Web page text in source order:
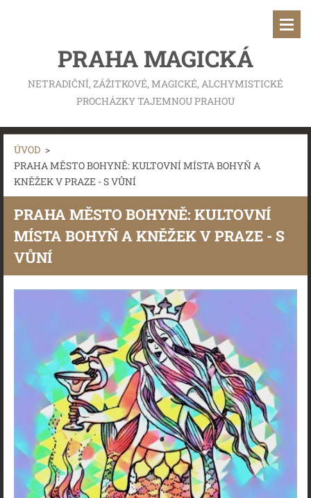
PRAHA MAGICKÁ
NETRADIČNÍ, ZÁŽITKOVÉ, MAGICKÉ, ALCHYMISTICKÉ
PROCHÁZKY TAJEMNOU PRAHOU
ÚVOD >
PRAHA MĚSTO BOHYNĚ: KULTOVNÍ MÍSTA BOHYŇ A
KNĚŽEK V PRAZE - S VŮNÍ
PRAHA MĚSTO BOHYNĚ: KULTOVNÍ
MÍSTA BOHYŇ A KNĚŽEK V PRAZE - S
VŮNÍ